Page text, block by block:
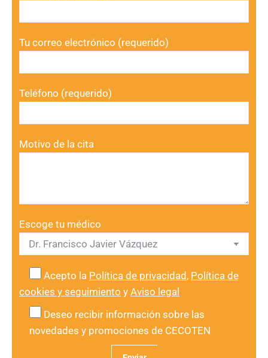
Tu correo electrónico (requerido)
Teléfono (requerido)
Motivo de la cita
Escoge tu médico
Acepto la Política de privacidad, Política de
cookies y seguimiento y Aviso legal
Deseo recibir información sobre las
novedades y promociones de CECOTEN